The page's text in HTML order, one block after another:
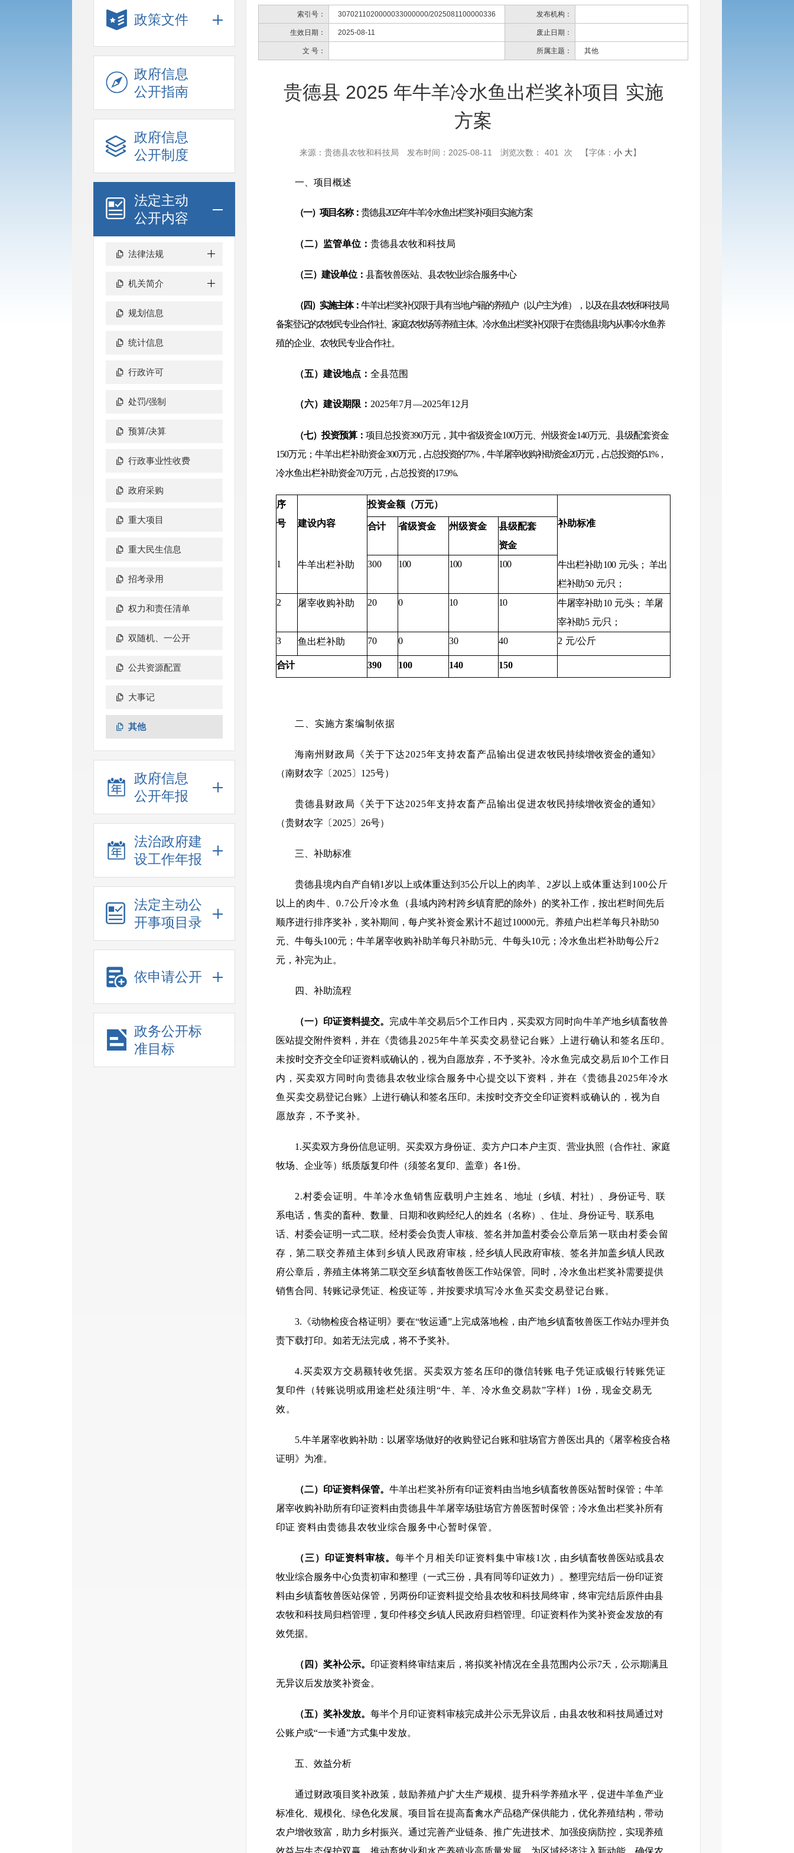
政策文件
政府信息
公开指南
政府信息
公开制度
法定主动
公开内容
法律法规
机关简介
规划信息
统计信息
行政许可
处罚/强制
预算/决算
行政事业性收费
政府采购
重大项目
重大民生信息
招考录用
权力和责任清单
双随机、一公开
公共资源配置
大事记
其他
政府信息
公开年报
法治政府建
设工作年报
法定主动公
开事项目录
依申请公开
政务公开标
准目标
索引号： 3070211020000033000000/2025081100000336 发布机构：
生效日期： 2025-08-11 废止日期：
文 号： 所属主题： 其他
贵德县 2025 年牛羊冷水鱼出栏奖补项目 实施
方案
来源：贵德县农牧和科技局 发布时间：2025-08-11 浏览次数： 401 次 【字体： 小 大】
一、项目概述
（一）项目名称： 贵德县2025年牛羊冷水鱼出栏奖补项目实施方案
（二）监管单位： 贵德县农牧和科技局
（三）建设单位： 县畜牧兽医站、县农牧业综合服务中心
（四）实施主体： 牛羊出栏奖补仅限于具有当地户籍的养殖户（以户主为准）， 以及在县农牧和科技局
备案登记的农牧民专业合作社、家庭农牧场等养殖主体。冷水鱼出栏奖补仅限于在贵德县境内从事冷水鱼养
殖的企业、农牧民专业合作社。
（五）建设地点： 全县范围
（六）建设期限： 2025年7月—2025年12月
（七）投资预算： 项目总投资390万元，其中省级资金100万元、州级资金140万元、县级配套资金
150万元；牛羊出栏补助资金300万元，占总投资的77%，牛羊屠宰收购补助资金20万元，占总投资的5.1%，
冷水鱼出栏补助资金70万元，占总投资的17.9%.
序
号
建设内容
投资金额（万元）
补助标准
合计 省级资金 州级资金
县级配套
资金
1
牛羊出栏补助 300 100 100 100 牛出栏补助100 元/头； 羊出
栏补助50 元/只；
2
屠宰收购补助 20 0 10 10 牛屠宰补助10 元/头； 羊屠
宰补助5 元/只；
3
鱼出栏补助 70 0 30 40 2 元/公斤
合计 390 100 140 150
二、实施方案编制依据
海南州财政局《关于下达2025年支持农畜产品输出促进农牧民持续增收资金的通知》
（南财农字〔2025〕125号）
贵德县财政局《关于下达2025年支持农畜产品输出促进农牧民持续增收资金的通知》
（贵财农字〔2025〕26号）
三、补助标准
贵德县境内自产自销1岁以上或体重达到35公斤以上的肉羊、2岁以上或体重达到100公斤
以上的肉牛、0.7公斤冷水鱼
（县域内跨村跨乡镇育肥的除外）的奖补工作，按出栏时间先后
顺序进行排序奖补，奖补期间，每户奖补资金累计不超过10000元。养殖户出栏羊每只补助50
元、牛每头100元；牛羊屠宰收购补助羊每只补助5元、牛每头10元；冷水鱼出栏补助每公斤2
元，补完为止。
四、补助流程
（一）印证资料提交。 完成牛羊交易后5个工作日内，买卖双方同时向牛羊产地乡镇畜牧兽
医站提交附件资料，并在《贵德县2025年牛羊买卖交易登记台账》上进行确认和签名压印。
未按时交齐交全印证资料或确认的，视为自愿放弃，不予奖补。冷水鱼完成交易后10个工作日
内，买卖双方同时向贵德县农牧业综合服务中心提交以下资料，并在《贵德县2025年冷水
鱼买卖交易登记台账》上进行确认和签名压印。未按时交齐交全印证资料或确认的，视为自
愿放弃，不予奖补。
1.买卖双方身份信息证明。买卖双方身份证、卖方户口本户主页、营业执照（合作社、家庭
牧场、企业等）纸质版复印件（须签名复印、盖章）各1份。
2.村委会证明。牛羊冷水鱼销售应载明户主姓名、 地址（乡镇、村社）、身份证号、联
系电话，售卖的畜种、数量、日期和收购经纪人的姓名（名称）、住址、身份证号、联系电
话、村委会证明一式二联。经村委会负责人审核、签名并加盖村委会公章后第一联由村委会留
存，第二联交养殖主体到乡镇人民政府审核，经乡镇人民政府审核、签名并加盖乡镇人民政
府公章后，养殖主体将第二联交至乡镇畜牧兽医工作站保管。同时，冷水鱼出栏奖补需要提供
销售合同、转账记录凭证、检疫证等，并按要求填写冷水鱼买卖交易登记台账。
3.《动物检疫合格证明》要在“牧运通”上完成落地检，由产地乡镇畜牧兽医工作站办理并负
责下载打印。如若无法完成，将不予奖补。
4.买卖双方交易额转收凭据。买卖双方签名压印的微信转账 电子凭证或银行转账凭证
复印件（转账说明或用途栏处须注明“牛、羊、冷水鱼交易款”字样）1份，现金交易无
效。
5.牛羊屠宰收购补助：以屠宰场做好的收购登记台账和驻场官方兽医出具的《屠宰检疫合格
证明》为准。
（二）印证资料保管。 牛羊出栏奖补所有印证资料由当地乡镇畜牧兽医站暂时保管；牛羊
屠宰收购补助所有印证资料由贵德县牛羊屠宰场驻场官方兽医暂时保管；冷水鱼出栏奖补所有
印证 资料由贵德县农牧业综合服务中心暂时保管。
（三）印证资料审核。 每半个月相关印证资料集中审核1 次，由乡镇畜牧兽医站或县农
牧业综合服务中心负责初审和整理（一式三份，具有同等印证效力）。整理完结后一份印证资
料由乡镇畜牧兽医站保管，另两份印证资料提交给县农牧和科技局终审，终审完结后原件由县
农牧和科技局归档管理，复印件移交乡镇人民政府归档管理。印证资料作为奖补资金发放的有
效凭据。
（四）奖补公示。 印证资料终审结束后，将拟奖补情况在全县范围内公示7天，公示期满且
无异议后发放奖补资金。
（五）奖补发放。 每半个月印证资料审核完成并公示无异议后，由县农牧和科技局通过对
公账户或“一卡通”方式集中发放。
五、效益分析
通过财政项目奖补政策，鼓励养殖户扩大生产规模、提升科学养殖水平，促进牛羊鱼产业
标准化、规模化、绿色化发展。项目旨在提高畜禽水产品稳产保供能力，优化养殖结构，带动
农户增收致富，助力乡村振兴。通过完善产业链条、推广先进技术、加强疫病防控，实现养殖
效益与生态保护双赢，推动畜牧业和水产养殖业高质量发展，为区域经济注入新动能，确保农